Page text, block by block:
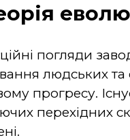
погляди
людських та
прогресу.
перехідних